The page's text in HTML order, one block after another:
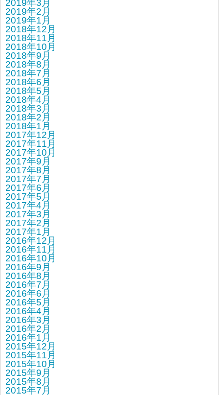
2019年3月
2019年2月
2019年1月
2018年12月
2018年11月
2018年10月
2018年9月
2018年8月
2018年7月
2018年6月
2018年5月
2018年4月
2018年3月
2018年2月
2018年1月
2017年12月
2017年11月
2017年10月
2017年9月
2017年8月
2017年7月
2017年6月
2017年5月
2017年4月
2017年3月
2017年2月
2017年1月
2016年12月
2016年11月
2016年10月
2016年9月
2016年8月
2016年7月
2016年6月
2016年5月
2016年4月
2016年3月
2016年2月
2016年1月
2015年12月
2015年11月
2015年10月
2015年9月
2015年8月
2015年7月